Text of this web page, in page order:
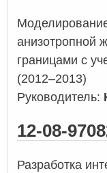
анизотропной
границами с
(2012–2013)
Руководитель:
12-08-
Разработка